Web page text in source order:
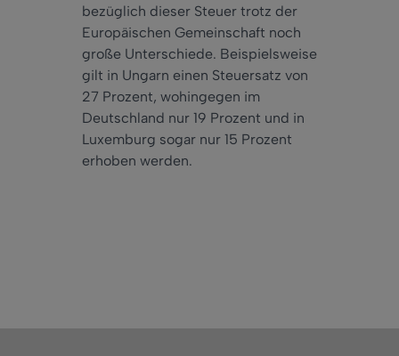
bezüglich dieser Steuer trotz der
Europäischen Gemeinschaft noch
große Unterschiede. Beispielsweise
gilt in Ungarn einen Steuersatz von
27 Prozent, wohingegen im
Deutschland nur 19 Prozent und in
Luxemburg sogar nur 15 Prozent
erhoben werden.